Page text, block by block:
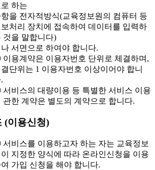
로 하는
을 전자적방식(교육정보원의 컴퓨터 등
보처리 장치에 접속하여 데이터를 입력하
것을 말합니다)
서면으로 하여야 합니다.
용계약은 이용자번호 단위로 체결하며,
단위는 1 이용자번호 이상이어야 합니
비스의 대량이용 등 특별한 서비스 이용
관한 계약은 별도의 계약으로 합니다.
(이용신청)
비스를 이용하고자 하는 자는 교육정보
지정한 양식에 따라 온라인신청을 이용
가입 신청을 해야 합니다.